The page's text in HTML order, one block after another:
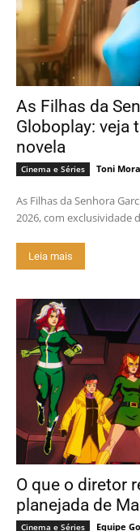
As Filhas da
Globoplay: veja
novela
Cinema e Séries Toni
As Filhas da Senhora
2026, com exclusividade
Leia mais
O que o diretor
planejada de
Cinema e Séries Equipe